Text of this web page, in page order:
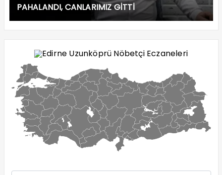
PAHALANDI, CANLARIMIZ GİTTİ